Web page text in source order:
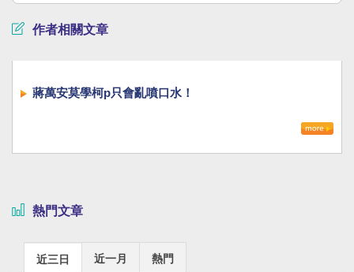
作者相關文章
蔣萬安莫學柯p只會亂噴口水！
熱門文章
近三日 近一月 熱門